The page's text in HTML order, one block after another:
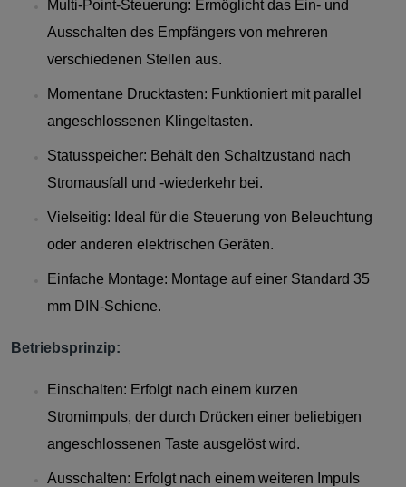
Multi-Point-Steuerung: Ermöglicht das Ein- und
Ausschalten des Empfängers von mehreren
verschiedenen Stellen aus.
Momentane Drucktasten: Funktioniert mit parallel
angeschlossenen Klingeltasten.
Statusspeicher: Behält den Schaltzustand nach
Stromausfall und -wiederkehr bei.
Vielseitig: Ideal für die Steuerung von Beleuchtung
oder anderen elektrischen Geräten.
Einfache Montage: Montage auf einer Standard 35
mm DIN-Schiene.
Betriebsprinzip:
Einschalten: Erfolgt nach einem kurzen
Stromimpuls, der durch Drücken einer beliebigen
angeschlossenen Taste ausgelöst wird.
Ausschalten: Erfolgt nach einem weiteren Impuls